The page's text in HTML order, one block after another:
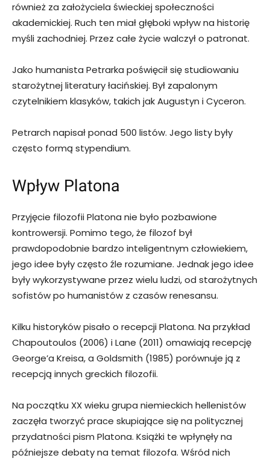
również za założyciela świeckiej społeczności
akademickiej. Ruch ten miał głęboki wpływ na historię
myśli zachodniej. Przez całe życie walczył o patronat.
Jako humanista Petrarka poświęcił się studiowaniu
starożytnej literatury łacińskiej. Był zapalonym
czytelnikiem klasyków, takich jak Augustyn i Cyceron.
Petrarch napisał ponad 500 listów. Jego listy były
często formą stypendium.
Wpływ Platona
Przyjęcie filozofii Platona nie było pozbawione
kontrowersji. Pomimo tego, że filozof był
prawdopodobnie bardzo inteligentnym człowiekiem,
jego idee były często źle rozumiane. Jednak jego idee
były wykorzystywane przez wielu ludzi, od starożytnych
sofistów po humanistów z czasów renesansu.
Kilku historyków pisało o recepcji Platona. Na przykład
Chapoutoulos (2006) i Lane (2011) omawiają recepcję
George’a Kreisa, a Goldsmith (1985) porównuje ją z
recepcją innych greckich filozofii.
Na początku XX wieku grupa niemieckich hellenistów
zaczęła tworzyć prace skupiające się na politycznej
przydatności pism Platona. Książki te wpłynęły na
późniejsze debaty na temat filozofa. Wśród nich